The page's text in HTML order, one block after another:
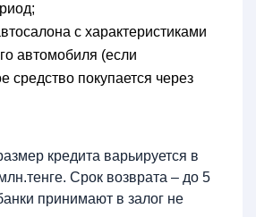
с характеристиками
автомобиля (если
средство покупается через
кредита варьируется в
Срок возврата – до 5
принимают в залог не